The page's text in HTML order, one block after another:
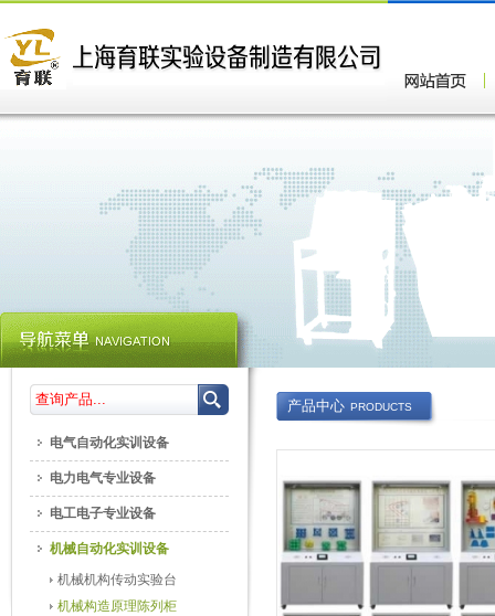
产品中心 PRODUCTS
电气自动化实训设备
电力电气专业设备
电工电子专业设备
机械自动化实训设备
机械机构传动实验台
机械构造原理陈列柜